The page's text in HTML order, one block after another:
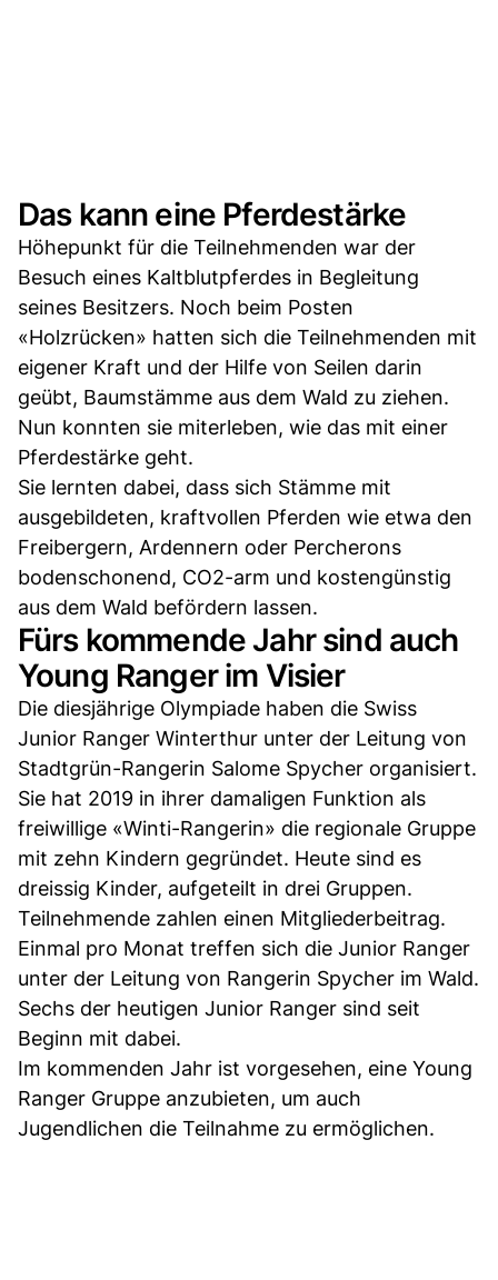
Das kann eine Pferdestärke
Höhepunkt für die Teilnehmenden war der
Besuch eines Kaltblutpferdes in Begleitung
seines Besitzers. Noch beim Posten
«Holzrücken» hatten sich die Teilnehmenden mit
eigener Kraft und der Hilfe von Seilen darin
geübt, Baumstämme aus dem Wald zu ziehen.
Nun konnten sie miterleben, wie das mit einer
Pferdestärke geht.
Sie lernten dabei, dass sich Stämme mit
ausgebildeten, kraftvollen Pferden wie etwa den
Freibergern, Ardennern oder Percherons
bodenschonend, CO2-arm und kostengünstig
aus dem Wald befördern lassen.
Fürs kommende Jahr sind auch
Young Ranger im Visier
Die diesjährige Olympiade haben die Swiss
Junior Ranger Winterthur unter der Leitung von
Stadtgrün-Rangerin Salome Spycher organisiert.
Sie hat 2019 in ihrer damaligen Funktion als
freiwillige «Winti-Rangerin» die regionale Gruppe
mit zehn Kindern gegründet. Heute sind es
dreissig Kinder, aufgeteilt in drei Gruppen.
Teilnehmende zahlen einen Mitgliederbeitrag.
Einmal pro Monat treffen sich die Junior Ranger
unter der Leitung von Rangerin Spycher im Wald.
Sechs der heutigen Junior Ranger sind seit
Beginn mit dabei.
Im kommenden Jahr ist vorgesehen, eine Young
Ranger Gruppe anzubieten, um auch
Jugendlichen die Teilnahme zu ermöglichen.